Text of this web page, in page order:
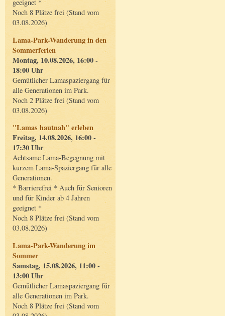
geeignet *
Noch 8 Plätze frei (Stand vom
03.08.2026)
Lama-Park-Wanderung in den
Sommerferien
Montag, 10.08.2026, 16:00 -
18:00 Uhr
Gemütlicher Lamaspaziergang für
alle Generationen im Park.
Noch 2 Plätze frei (Stand vom
03.08.2026)
"Lamas hautnah" erleben
Freitag, 14.08.2026, 16:00 -
17:30 Uhr
Achtsame Lama-Begegnung mit
kurzem Lama-Spaziergang für alle
Generationen.
* Barrierefrei * Auch für Senioren
und für Kinder ab 4 Jahren
geeignet *
Noch 8 Plätze frei (Stand vom
03.08.2026)
Lama-Park-Wanderung im
Sommer
Samstag, 15.08.2026, 11:00 -
13:00 Uhr
Gemütlicher Lamaspaziergang für
alle Generationen im Park.
Noch 8 Plätze frei (Stand vom